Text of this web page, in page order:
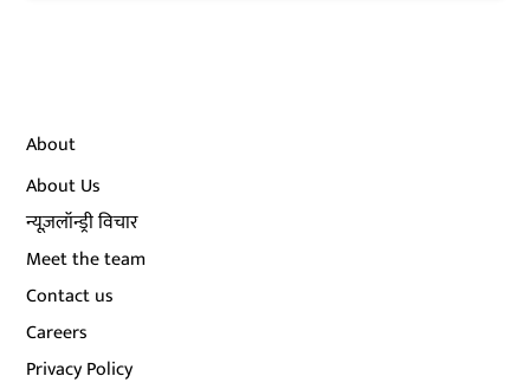
About
About Us
न्यूज़लॉन्ड्री विचार
Meet the team
Contact us
Careers
Privacy Policy